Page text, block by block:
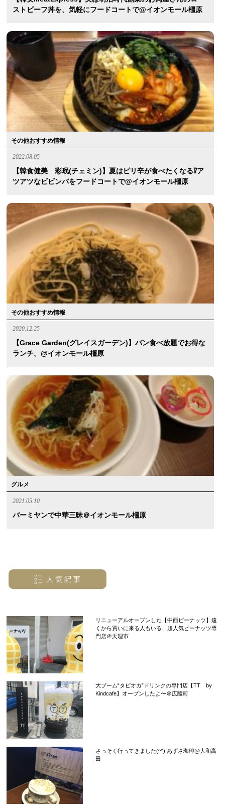
ストビーフ丼を、気軽にフードコートで@イオンモール橿原
その他おすすめ情報
2022.08.05
【韓食健美 彩珉(チェミン)】夏はピリ辛が食べたくなる⁉︎ア
ツアツなビビンバをフードコートで@イオンモール橿原
その他おすすめ情報
2020.12.25
【Grace Garden(グレイスガーデン)】パン食べ放題でお得な
ランチ。@イオンモール橿原
グルメ
2021.05.10
バーミヤンで中華三昧＠イオンモール橿原
リニューアルオープンした【中西ピーナッツ】遠
くから買いに来る人もいる、超人気ピーナッツ専
門店＠天理市
大ブーム“タピオカ”ドリンクの専門店【TT by
Kindcafe】オープンしたよ〜＠広陵町
さっそく行ってきました(^^) あずさ珈琲@大和高
田